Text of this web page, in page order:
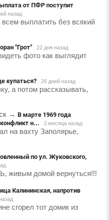
от ПФР поступит
назад
выплатить без всякий
"Грот" 22 дня назад
фото как выглядит
купаться? 26 дней назад
а потом рассказывать,
→ В марте 1969 года
н...
2 месяца назад
на вахту Заполярье,
по ул. Жуковского,
живым домой вернуться!!!
Калининская, напротив
сгорел тот домик из